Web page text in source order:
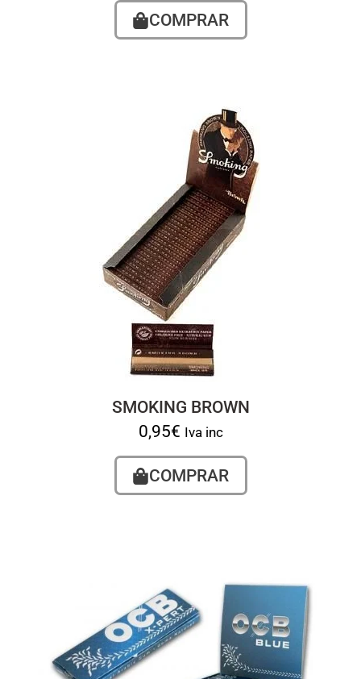
COMPRAR
SMOKING BROWN
0,95€ Iva inc
COMPRAR